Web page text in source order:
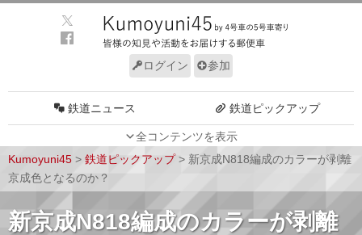
ログイン 参加
全コンテンツを表示
鉄道ニュース 鉄道ピックアップ
車両技術
Kumoyuni45 > 鉄道ピックアップ> 新京成N818編成のカラーが剥離
京成色となるのか？
新京成N818編成のカラーが剥離